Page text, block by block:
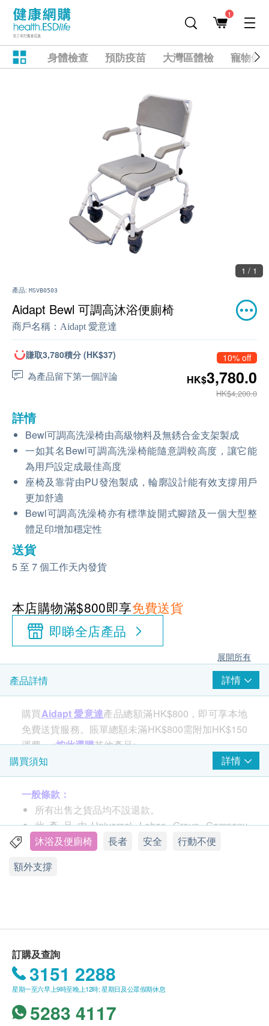
1
身體檢查 預防疫苗 大灣區體檢 寵物健
1 / 1
產品: MSVB0503
Aidapt Bewl 可調高沐浴便廁椅
商戶名稱： Aidapt 愛意達
賺取3,780積分 (HK$37)
為產品留下第一個評論
10% off
HK$3,780.0
HK$4,200.0
詳情
Bewl可調高洗澡椅由高級物料及無銹合金支架製成
一如其名Bewl可調高洗澡椅能隨意調較高度，讓它能
為用戶設定成最佳高度
座椅及靠背由PU發泡製成，輪廓設計能有效支撐用戶
更加舒適
Bewl可調高洗澡椅亦有標準旋開式腳踏及一個大型整
體足印增加穩定性
送貨
5 至 7 個工作天內發貨
本店購物滿$800即享免費送貨
即睇全店產品
展開所有
產品詳情 詳情
購買Aidapt 愛意達產品總額滿HK$800，即可享本地
免費送貨服務。賬單總額未滿HK$800需附加HK$150
運費。<按此選購其他產品>
產品特性：
127KG(20石)重量限制
可調較高度增加彈性
大型足印改善穩定性
旋開式腳踏
座椅高度：230毫米
座椅高度從地板：525 - 575毫米
佔地面積（寬x深）：530 - 600毫米
座位深度：435毫米
購買須知 詳情
一般條款：
所有出售之貨品均不設退款。
此產品由Universal Lohas Group Company
Limited 提供。
Limited 及健康網購 Health.ESDlife 保留最終決議
地免費送貨服務。賬單總額未滿HK$800需附加
HK$50運費。
我們將於確定訂單後5-7個工作天內安排發貨。
不排除運送時間會因節日而有所影響。當八號烈風
訊號懸掛或黑色暴雨警告生效時，送貨服務時間將
沐浴及便廁椅 長者 安全
行動不便
額外支撐
訂購及查詢
3151 2288
星期一至六早上9時至晚上12時; 星期日及公眾假期休息
5283 4117